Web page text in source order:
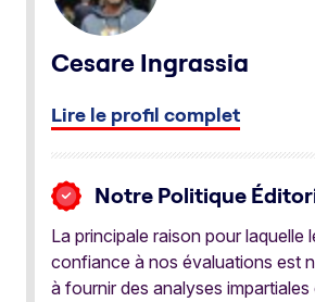
Cesare Ingrassia
Lire le profil complet
Notre Politique
La principale raison pour laquelle
confiance à nos évaluations est
à fournir des analyses impartiales